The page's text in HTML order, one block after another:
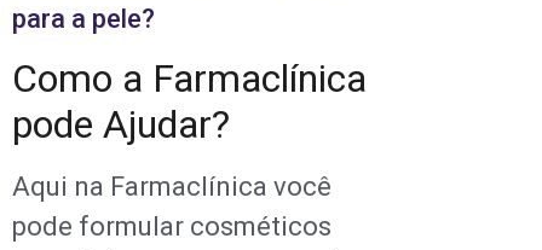
para a pele?
Como a Farmaclínica
pode Ajudar?
Aqui na Farmaclínica você
pode formular cosméticos